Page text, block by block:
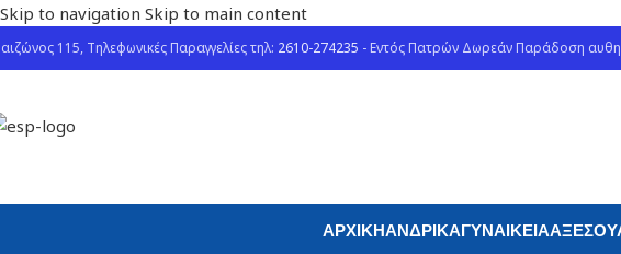
Skip to navigation Skip to main content
115, Τηλεφωνικές Παραγγελίες τηλ: 2610-274235 - Εντός Πατρών Δωρεάν Παράδοση
ΑΡΧΙΚΉΑΝΔΡΙΚΆΓΥΝΑΙΚΕΊΑ